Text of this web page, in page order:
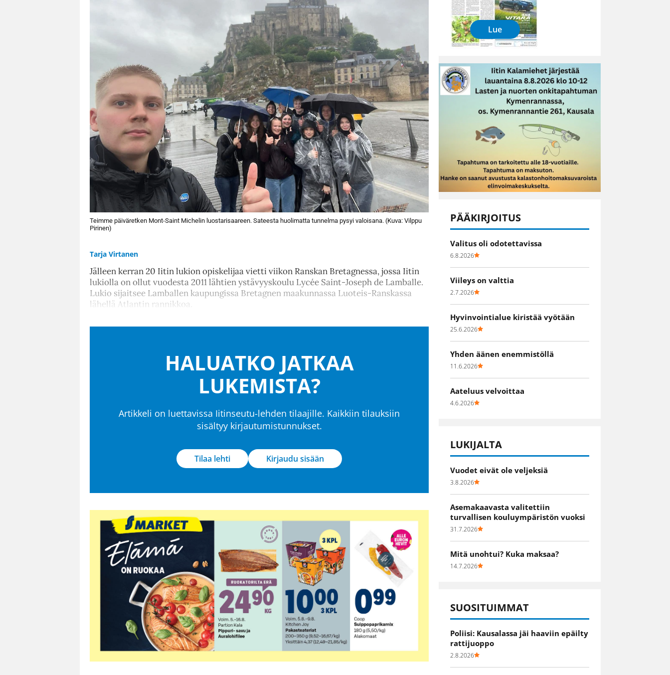
Teimme päiväretken Mont-Saint Michelin luostarisaareen. Sateesta huolimatta tunnelma pysyi valoisana. (Kuva: Vilppu
Pirinen)
Tarja Virtanen
Jälleen kerran 20 Iitin lukion opiskelijaa vietti viikon Ranskan Bretagnessa, jossa Iitin
lukiolla on ollut vuodesta 2011 lähtien ystävyyskoulu Lycée Saint-Joseph de Lamballe.
Lukio sijaitsee Lamballen kaupungissa Bretagnen maakunnassa Luoteis-Ranskassa
lähellä Atlantin rannikkoa.
HALUATKO JATKAA
LUKEMISTA?
Artikkeli on luettavissa Iitinseutu-lehden tilaajille. Kaikkiin tilauksiin
sisältyy kirjautumistunnukset.
Tilaa lehti Kirjaudu sisään
Lue
PÄÄKIRJOITUS
Valitus oli odotettavissa
6.8.2026
Viileys on valttia
2.7.2026
Hyvinvointialue kiristää vyötään
25.6.2026
Yhden äänen enemmistöllä
11.6.2026
Aateluus velvoittaa
4.6.2026
LUKIJALTA
Vuodet eivät ole veljeksiä
3.8.2026
Asemakaavasta valitettiin
turvallisen kouluympäristön vuoksi
31.7.2026
Mitä unohtui? Kuka maksaa?
14.7.2026
SUOSITUIMMAT
Poliisi: Kausalassa jäi haaviin epäilty
rattijuoppo
2.8.2026